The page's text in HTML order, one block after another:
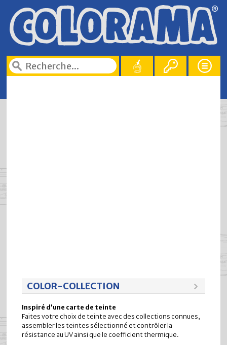
COLOR-COLLECTION
Inspiré d'une carte de teinte
Faites votre choix de teinte avec des collections connues,
assembler les teintes sélectionné et contrôler la
résistance au UV ainsi que le coefficient thermique.